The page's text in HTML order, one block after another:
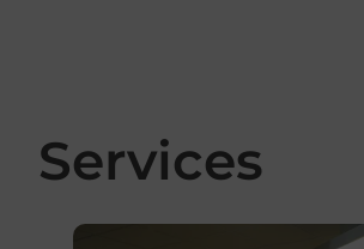
Services
En savoir plus